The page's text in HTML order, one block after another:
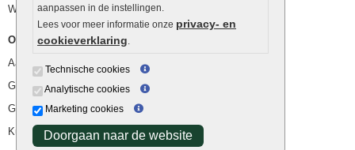
aanpassen in de instellingen.
Lees voor meer informatie onze privacy- en
cookieverklaring.
Technische cookies
Analytische cookies
Marketing cookies
Doorgaan naar de website
Waterafvoer
Overig
Aanbiedingen
Goedkope bestrating
Goedkope tuintegels
Kunstgras